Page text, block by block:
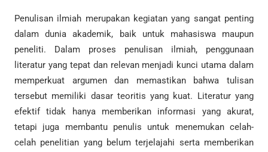
Penulisan ilmiah merupakan kegiatan yang sangat penting
dalam dunia akademik, baik untuk mahasiswa maupun
peneliti. Dalam proses penulisan ilmiah, penggunaan
literatur yang tepat dan relevan menjadi kunci utama dalam
memperkuat argumen dan memastikan bahwa tulisan
tersebut memiliki dasar teoritis yang kuat. Literatur yang
efektif tidak hanya memberikan informasi yang akurat,
tetapi juga membantu penulis untuk menemukan celah-
celah penelitian yang belum terjelajahi serta memberikan